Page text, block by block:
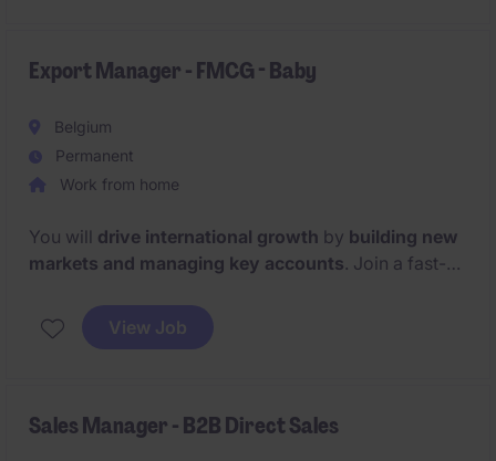
Export Manager - FMCG - Baby
Belgium
Permanent
Work from home
You will drive international growth by building new
markets and managing key accounts. Join a fast-
strong global ambitions.
View Job
Sales Manager - B2B Direct Sales